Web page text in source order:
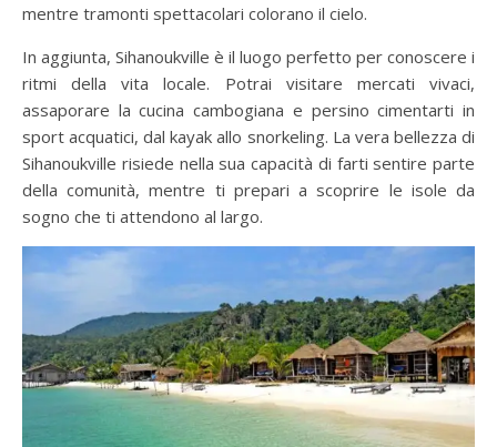
mentre tramonti spettacolari colorano il cielo.
In aggiunta, Sihanoukville è il luogo perfetto per conoscere i
ritmi della vita locale. Potrai visitare mercati vivaci,
assaporare la cucina cambogiana e persino cimentarti in
sport acquatici, dal kayak allo snorkeling. La vera bellezza di
Sihanoukville risiede nella sua capacità di farti sentire parte
della comunità, mentre ti prepari a scoprire le isole da
sogno che ti attendono al largo.